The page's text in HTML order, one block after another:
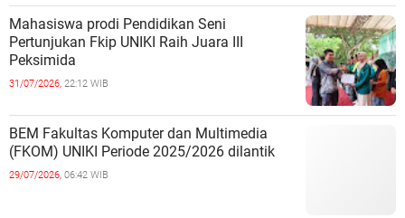
Mahasiswa prodi Pendidikan Seni
Pertunjukan Fkip UNIKI Raih Juara III
Peksimida
31/07/2026, 22:12 WIB
BEM Fakultas Komputer dan Multimedia
(FKOM) UNIKI Periode 2025/2026 dilantik
29/07/2026, 06:42 WIB